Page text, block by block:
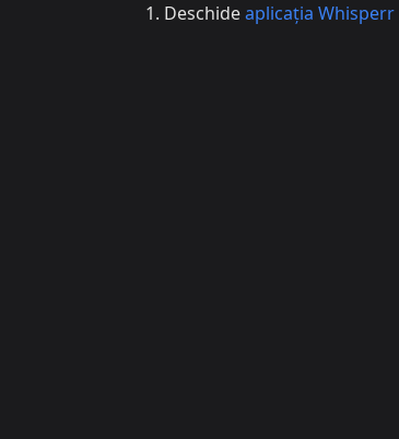
Deschideaplicația Whisperr